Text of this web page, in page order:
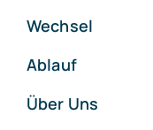
Wechsel
Ablauf
Über Uns